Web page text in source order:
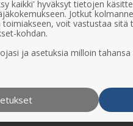
kaikki' hyväksyt tietojen
Jotkut
voit vastustaa sitä
kohdan.
ja asetuksia milloin